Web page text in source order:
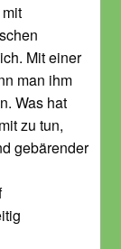
Mit einer
man ihm
Was hat
zu tun,
gebärender